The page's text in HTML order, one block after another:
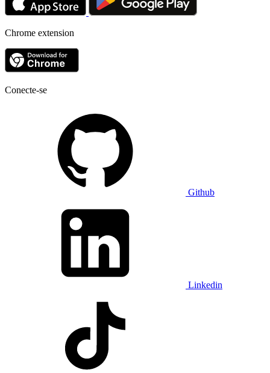
Chrome extension
Conecte-se
Github
Linkedin